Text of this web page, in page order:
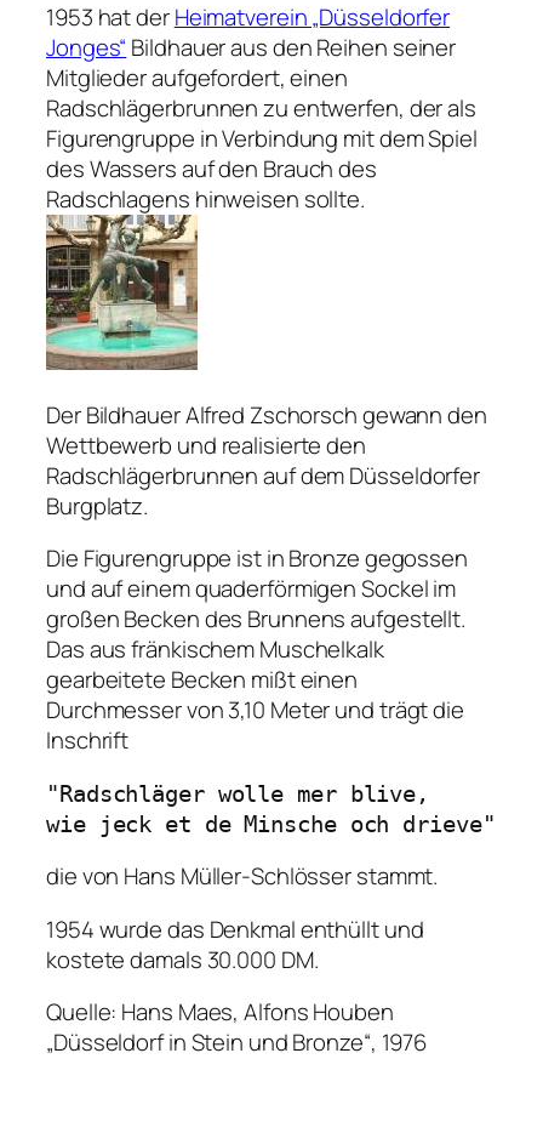
1953 hat derHeimatverein „Düsseldorfer
Jonges“ Bildhauer aus den Reihen seiner
Mitglieder aufgefordert, einen
Radschlägerbrunnen zu entwerfen, der als
Figurengruppe in Verbindung mit dem Spiel
des Wassers auf den Brauch des
Radschlagens hinweisen sollte.
Der Bildhauer Alfred Zschorsch gewann den
Wettbewerb und realisierte den
Radschlägerbrunnen auf dem Düsseldorfer
Burgplatz.
Die Figurengruppe ist in Bronze gegossen
und auf einem quaderförmigen Sockel im
großen Becken des Brunnens aufgestellt.
Das aus fränkischem Muschelkalk
gearbeitete Becken mißt einen
Durchmesser von 3,10 Meter und trägt die
Inschrift
"Radschläger wolle mer blive,
wie jeck et de Minsche och drieve"
die von Hans Müller-Schlösser stammt.
1954 wurde das Denkmal enthüllt und
kostete damals 30.000 DM.
Quelle: Hans Maes, Alfons Houben
„Düsseldorf in Stein und Bronze“, 1976